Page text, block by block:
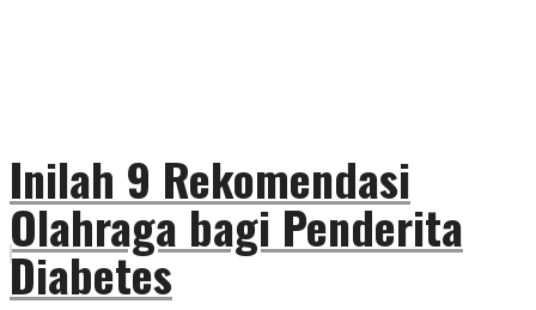
Inilah 9 Rekomendasi
Olahraga bagi Penderita
Diabetes